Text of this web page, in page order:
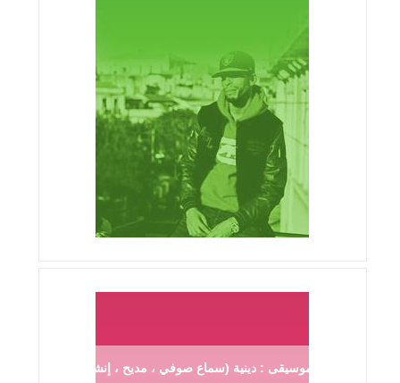
موسيقى : دينية (سماع صوفي ، مديح ، إنشاد ...)